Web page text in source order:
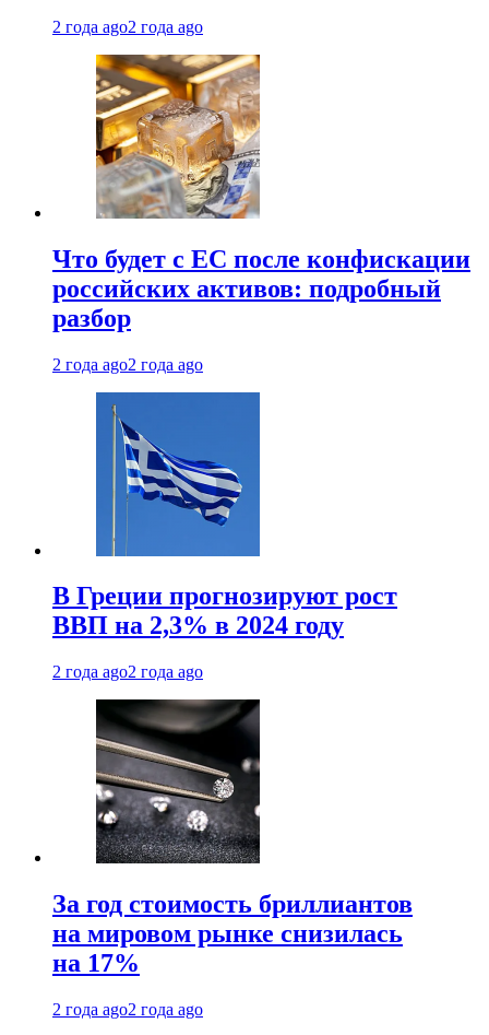
2 года ago2 года ago
Что будет с ЕС после конфискации
российских активов: подробный
разбор
2 года ago2 года ago
В Греции прогнозируют рост
ВВП на 2,3% в 2024 году
2 года ago2 года ago
За год стоимость бриллиантов
на мировом рынке снизилась
на 17%
2 года ago2 года ago